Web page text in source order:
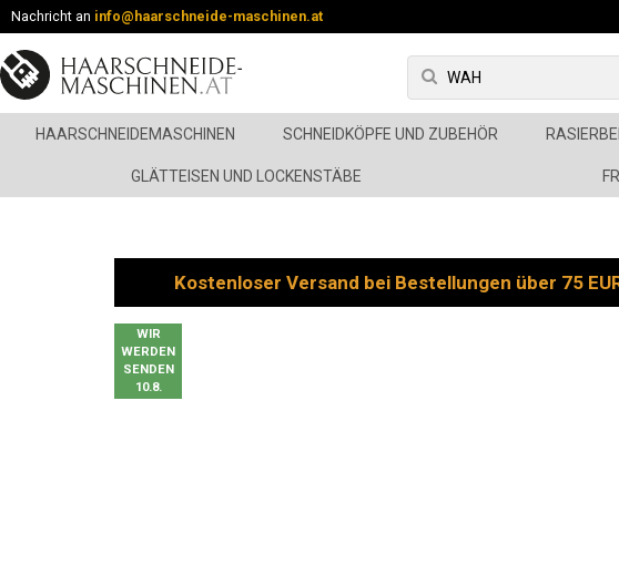
Nachricht an info@haarschneide-maschinen.at
HAARSCHNEIDEMASCHINEN SCHNEIDKÖPFE UND ZUBEHÖR
GLÄTTEISEN UND LOCKENSTÄBE
Kostenloser Versand bei Bestellungen über 75
WIR
WERDEN
SENDEN
10.8.